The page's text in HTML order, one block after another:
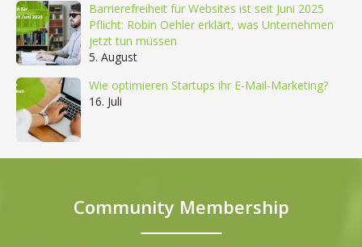
Barrierefreiheit für Websites ist seit Juni 2025
Pflicht: Robin Oehler erklärt, was Unternehmen
jetzt tun müssen
5. August
Wie optimieren Startups ihr E-Mail-Marketing?
16. Juli
Community Membership